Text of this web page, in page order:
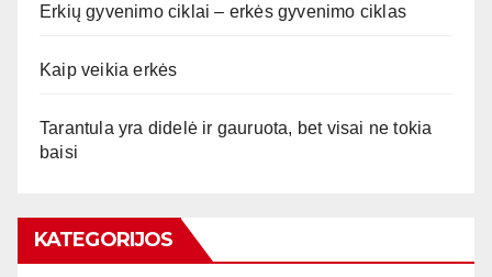
Erkių gyvenimo ciklai – erkės gyvenimo ciklas
Kaip veikia erkės
Tarantula yra didelė ir gauruota, bet visai ne tokia
baisi
KATEGORIJOS